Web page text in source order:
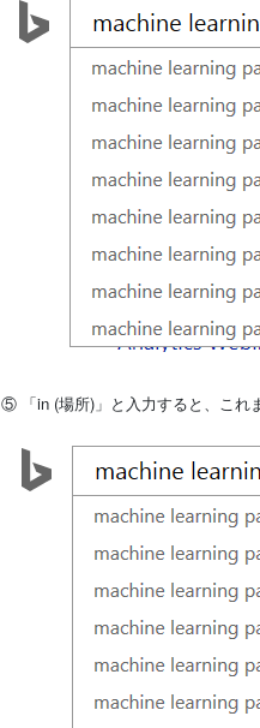
⑤ 「in (場所)」と入力すると、これ